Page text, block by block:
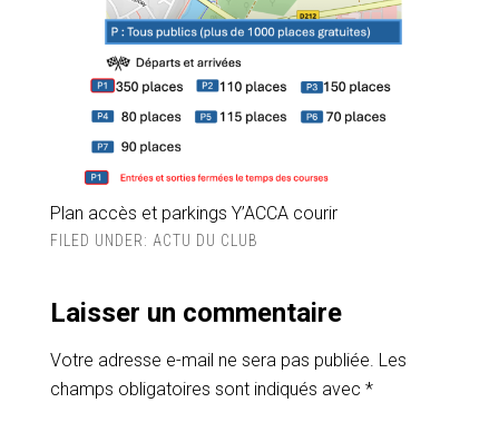
Plan accès et parkings Y’ACCA courir
FILED UNDER: ACTU DU CLUB
Laisser un commentaire
Votre adresse e-mail ne sera pas publiée. Les
champs obligatoires sont indiqués avec *